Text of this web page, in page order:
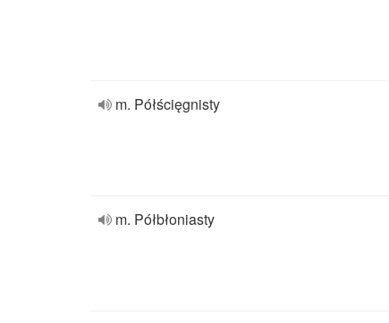
m. Półścięgnisty
m. Półbłoniasty